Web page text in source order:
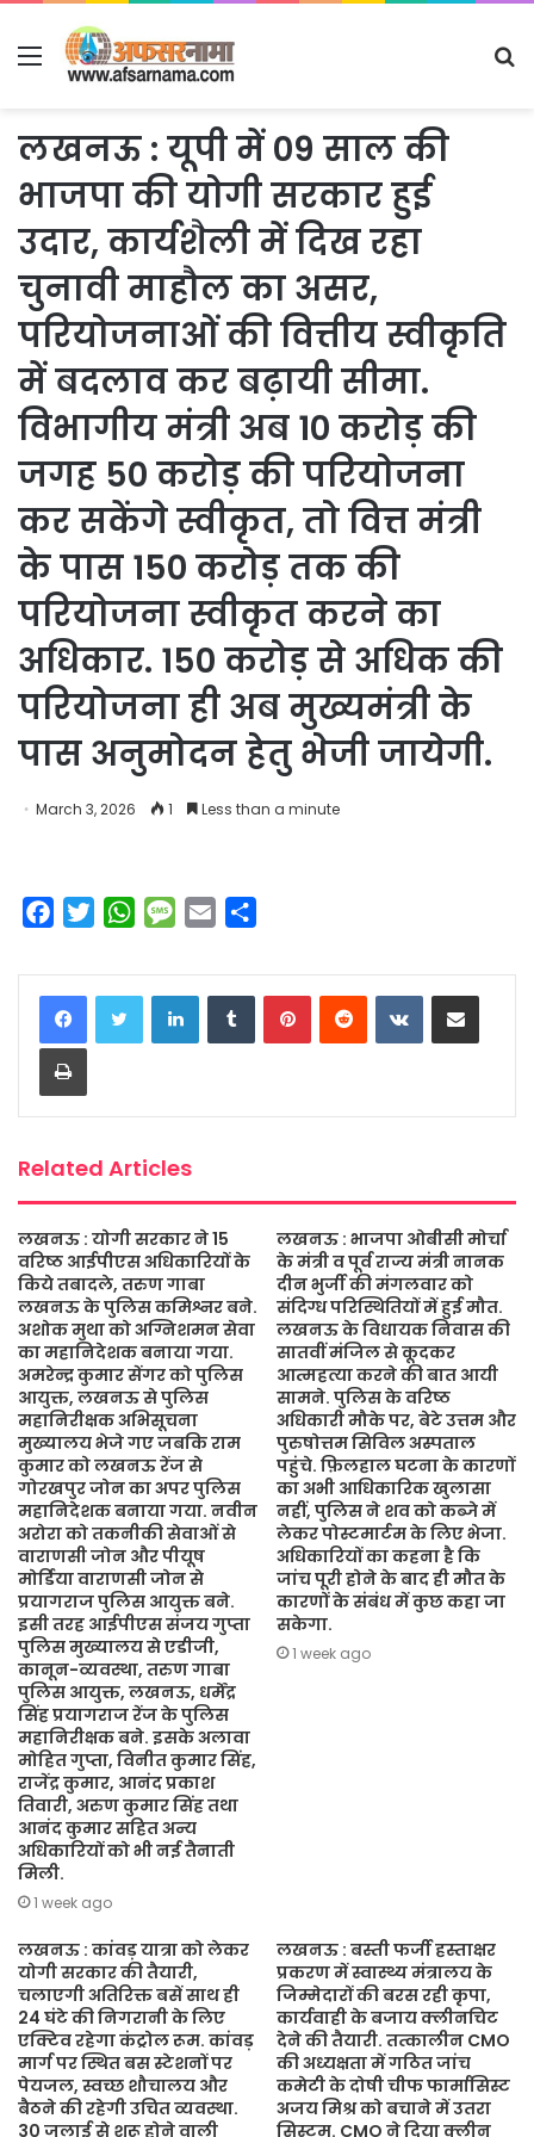
Menu
लखनऊ : यूपी में 09 साल की
भाजपा की योगी सरकार हुई
उदार, कार्यशैली में दिख रहा
चुनावी माहौल का असर,
परियोजनाओं की वित्तीय स्वीकृति
में बदलाव कर बढ़ायी सीमा.
विभागीय मंत्री अब 10 करोड़ की
जगह 50 करोड़ की परियोजना
कर सकेंगे स्वीकृत, तो वित्त मंत्री
के पास 150 करोड़ तक की
परियोजना स्वीकृत करने का
अधिकार. 150 करोड़ से अधिक की
परियोजना ही अब मुख्यमंत्री के
पास अनुमोदन हेतु भेजी जायेगी.
March 3, 2026 1 Less than a minute
c
e
b
o
o
i
t
t
W
a
t
s
M
s
s
a
a
i
a
r
e
LinkedInTumblrPinterestReddit VKontakteShare via Email
Print
Related Articles
लखनऊ : योगी सरकार ने 15
वरिष्ठ आईपीएस अधिकारियों के
किये तबादले, तरुण गाबा
लखनऊ के पुलिस कमिश्नर बने.
अशोक मुथा को अग्निशमन सेवा
का महानिदेशक बनाया गया.
अमरेन्द्र कुमार सेंगर को पुलिस
आयुक्त, लखनऊ से पुलिस
महानिरीक्षक अभिसूचना
मुख्यालय भेजे गए जबकि राम
कुमार को लखनऊ रेंज से
गोरखपुर जोन का अपर पुलिस
महानिदेशक बनाया गया. नवीन
अरोरा को तकनीकी सेवाओं से
वाराणसी जोन और पीयूष
मोर्डिया वाराणसी जोन से
प्रयागराज पुलिस आयुक्त बने.
इसी तरह आईपीएस संजय गुप्ता
पुलिस मुख्यालय से एडीजी,
कानून-व्यवस्था, तरुण गाबा
पुलिस आयुक्त, लखनऊ, धर्मेंद्र
सिंह प्रयागराज रेंज के पुलिस
महानिरीक्षक बने. इसके अलावा
मोहित गुप्ता, विनीत कुमार सिंह,
राजेंद्र कुमार, आनंद प्रकाश
तिवारी, अरुण कुमार सिंह तथा
आनंद कुमार सहित अन्य
अधिकारियों को भी नई तैनाती
मिली.
1 week ago
लखनऊ : भाजपा ओबीसी मोर्चा
के मंत्री व पूर्व राज्य मंत्री नानक
दीन भुर्जी की मंगलवार को
संदिग्ध परिस्थितियों में हुई मौत.
लखनऊ के विधायक निवास की
सातवीं मंजिल से कूदकर
आत्महत्या करने की बात आयी
सामने. पुलिस के वरिष्ठ
अधिकारी मौके पर, बेटे उत्तम और
पुरुषोत्तम सिविल अस्पताल
पहुंचे. फ़िलहाल घटना के कारणों
का अभी आधिकारिक खुलासा
नहीं, पुलिस ने शव को कब्जे में
लेकर पोस्टमार्टम के लिए भेजा.
अधिकारियों का कहना है कि
जांच पूरी होने के बाद ही मौत के
कारणों के संबंध में कुछ कहा जा
सकेगा.
1 week ago
लखनऊ : कांवड़ यात्रा को लेकर
योगी सरकार की तैयारी,
चलाएगी अतिरिक्त बसें साथ ही
24 घंटे की निगरानी के लिए
एक्टिव रहेगा कंट्रोल रूम. कांवड़
मार्ग पर स्थित बस स्टेशनों पर
पेयजल, स्वच्छ शौचालय और
बैठने की रहेगी उचित व्यवस्था.
30 जुलाई से शुरू होने वाली
लखनऊ : बस्ती फर्जी हस्ताक्षर
प्रकरण में स्वास्थ्य मंत्रालय के
जिम्मेदारों की बरस रही कृपा,
कार्यवाही के बजाय क्लीनचिट
देने की तैयारी. तत्कालीन CMO
की अध्यक्षता में गठित जांच
कमेटी के दोषी चीफ फार्मासिस्ट
अजय मिश्र को बचाने में उतरा
सिस्टम. CMO ने दिया क्लीन